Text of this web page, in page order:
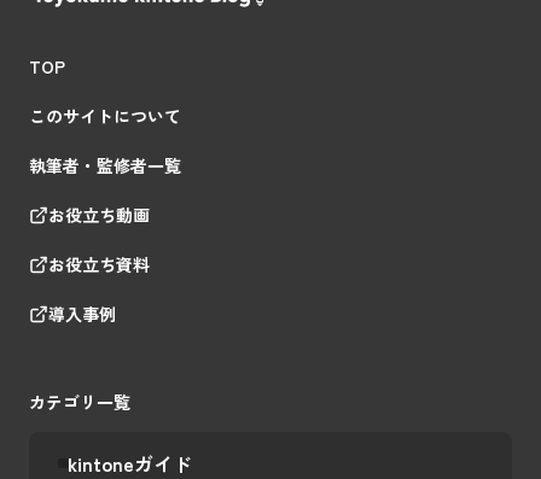
TOP
このサイトについて
執筆者・監修者一覧
お役立ち動画
お役立ち資料
導入事例
カテゴリ一覧
kintoneガイド